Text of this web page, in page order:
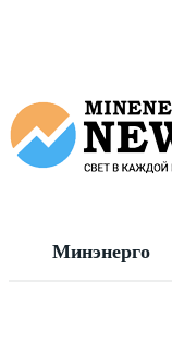
Минэнерго